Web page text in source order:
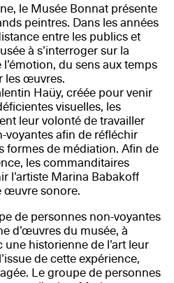
le Musée Bonnat présente
peintres. Dans les années
entre les publics et
à s’interroger sur la
du sens aux temps
les œuvres.
Haüy, créée pour venir
visuelles, les
leur volonté de travailler
voyantes afin de réfléchir
formes de médiation. Afin de
les commanditaires
l’artiste Marina Babakoff
œuvre sonore.
de personnes non-voyantes
d’œuvres du musée, à
historienne de l’art leur
de cette expérience,
Le groupe de personnes